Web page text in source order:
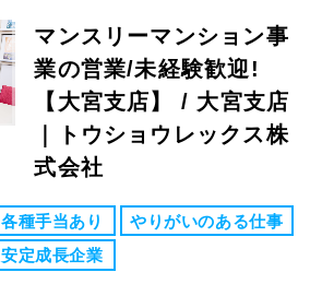
マンスリーマンション事
業の営業/未経験歓迎!
【大宮支店】 / 大宮支店
｜トウショウレックス株
式会社
各種手当あり
やりがいのある仕事
安定成長企業